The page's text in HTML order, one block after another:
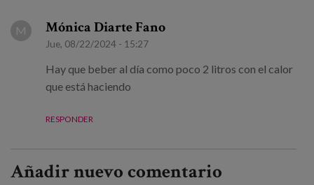
M Mónica Diarte Fano
Jue, 08/22/2024 - 15:27
Hay que beber al día como poco 2 litros con el calor
que está haciendo
RESPONDER
Añadir nuevo comentario